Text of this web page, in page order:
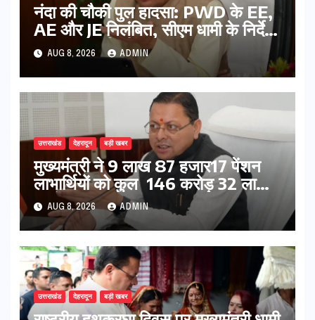
नंदा की चौकी पुल हादसा: PWD के EE,
AE और JE निलंबित, सीएम धामी के निर्देश
पर सख्त कार्रवाई
AUG 8, 2026 ADMIN
उत्तराखंड देहरादून बड़ी खबर
मुख्यमंत्री ने 9 लाख 87 हजार17 पेंशन
लाभार्थियों को कुल 146 करोड़ 32 लाख
की पेंशन राशि का किया भुगतान
AUG 8, 2026 ADMIN
उत्तराखंड देहरादून बड़ी खबर